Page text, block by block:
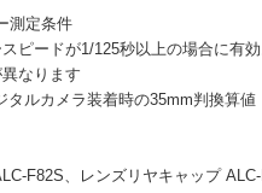
測定条件
ピードが1/125秒以上の場合に有
なります
タルカメラ装着時の35mm判換算値
F82S、レンズリヤキャップ